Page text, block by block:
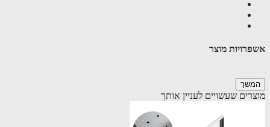
מוצר
שעשויים לעניין אותך